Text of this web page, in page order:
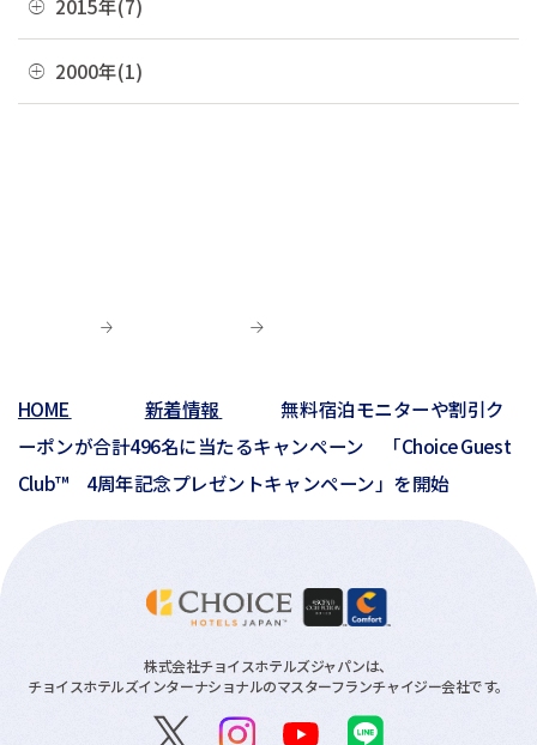
01月(6)
01月(3)
03月(7)
05月(8)
04月(10)
03月(12)
05月(7)
07月(5)
01月(4)
09月(4)
08月(3)
07月(7)
01月(2)
09月(1)
03月(6)
01月(3)
11月(3)
02月(1)
2015年(7)
11月(1)
06月(6)
2000年(1)
HOME 新着情報
無料宿泊モニターや割引ク
ーポンが合計496名に当たるキャンペーン 「Choice Guest
Club™ 4周年記念プレゼントキャンペーン」を開始
株式会社チョイスホテルズジャパンは、
チョイスホテルズインターナショナルのマスターフランチャイジー会社です。